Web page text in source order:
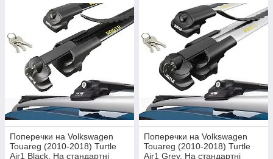
Поперечки на Volkswagen
Touareg (2010-2018) Turtle
Air1 Black. На стандартні
Поперечки на Volkswagen
Touareg (2010-2018) Turtle
Air1 Grey. На стандартні